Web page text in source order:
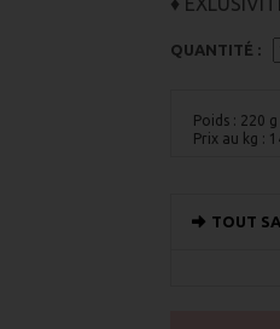
QUANTITÉ :
Poids : 220 g
Prix au kg :
TOUT